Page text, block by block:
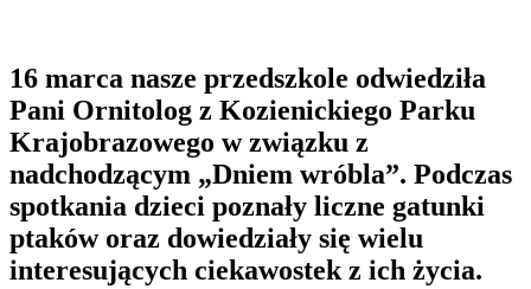
16 marca nasze przedszkole odwiedziła
Pani Ornitolog z Kozienickiego Parku
Krajobrazowego w związku z
nadchodzącym „Dniem wróbla”. Podczas
spotkania dzieci poznały liczne gatunki
ptaków oraz dowiedziały się wielu
interesujących ciekawostek z ich życia.